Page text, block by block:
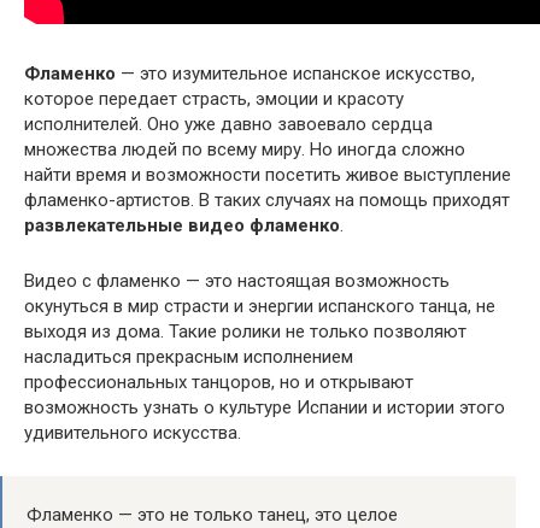
Фламенко — это изумительное испанское искусство,
которое передает страсть, эмоции и красоту
исполнителей. Оно уже давно завоевало сердца
множества людей по всему миру. Но иногда сложно
найти время и возможности посетить живое выступление
фламенко-артистов. В таких случаях на помощь приходят
развлекательные видео фламенко.
Видео с фламенко — это настоящая возможность
окунуться в мир страсти и энергии испанского танца, не
выходя из дома. Такие ролики не только позволяют
насладиться прекрасным исполнением
профессиональных танцоров, но и открывают
возможность узнать о культуре Испании и истории этого
удивительного искусства.
Фламенко — это не только танец, это целое